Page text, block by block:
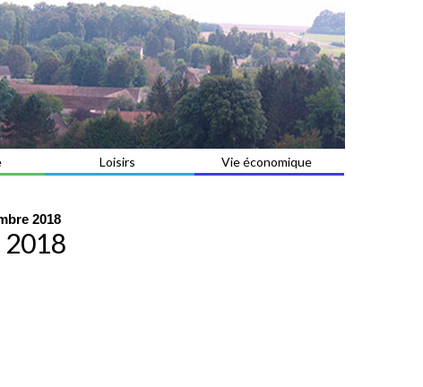
Loisirs Vie économique
2018